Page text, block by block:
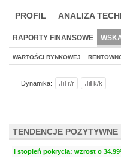
PROFIL ANALIZA
RAPORTY FINANSOWE
WARTOŚCI RYNKOWEJ
Dynamika: r/r k/k
TENDENCJE POZYTYWNE
I stopień pokrycia: wzrost o